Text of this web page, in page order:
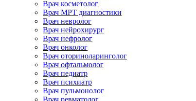
Врач косметолог
Врач МРТ диагностики
Врач невролог
Врач нейрохирург
Врач нефролог
Врач онколог
Врач оториноларинголог
Врач офтальмолог
Врач педиатр
Врач психиатр
Врач пульмонолог
Врач ревматолог